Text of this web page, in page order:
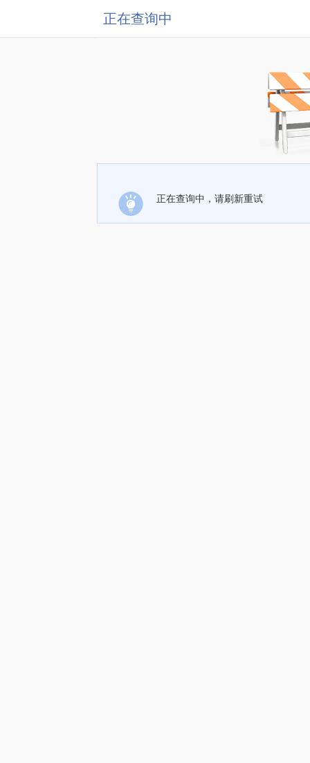
正在查询中
正在查询中，请刷新重试